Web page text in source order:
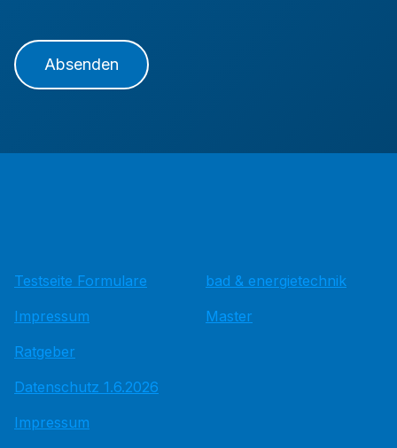
Absenden
Testseite Formulare
Impressum
Ratgeber
Datenschutz 1.6.2026
Impressum
bad & energietechnik
Master